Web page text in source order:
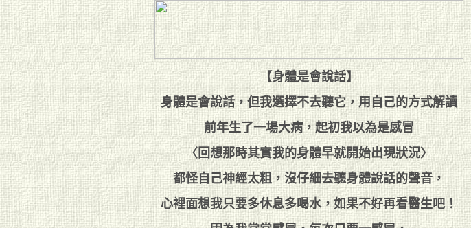
【身體是會說話】
身體是會說話，但我選擇不去聽它，用自己的方式解讀
前年生了一場大病，起初我以為是感冒
〈回想那時其實我的身體早就開始出現狀況〉
都怪自己神經太粗，沒仔細去聽身體說話的聲音，
心裡面想我只要多休息多喝水，如果不好再看醫生吧！